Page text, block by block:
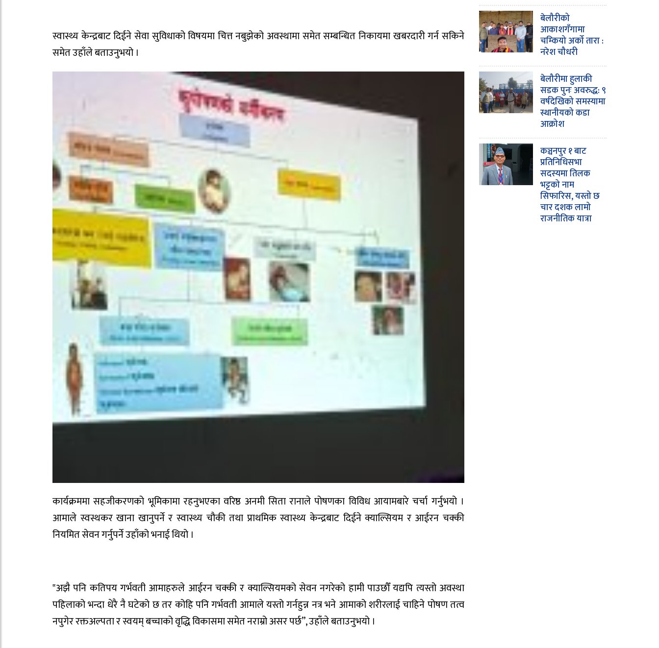
स्वास्थ्य केन्द्रबाट दिईने सेवा सुविधाको विषयमा चित्त नबुझेको अवस्थामा समेत सम्बन्धित निकायमा खबरदारी गर्न सकिने
समेत उहाँले बताउनुभयो ।
कार्यक्रममा सहजीकरणको भूमिकामा रहनुभएका वरिष्ठ अनमी सिता रानाले पोषणका विविध आयामबारे चर्चा गर्नुभयो ।
आमाले स्वस्थकर खाना खानुपर्ने र स्वास्थ्य चौकी तथा प्राथमिक स्वास्थ्य केन्द्रबाट दिईने क्याल्सियम र आईरन चक्की
नियमित सेवन गर्नुपर्ने उहाँको भनाई थियो ।
‟अझै पनि कतिपय गर्भवती आमाहरुले आईरन चक्की र क्याल्सियमको सेवन नगरेको हामी पाउछौँ यद्यपि त्यस्तो अवस्था
पहिलाको भन्दा धेरै नै घटेको छ तर कोहि पनि गर्भवती आमाले यस्तो गर्नहुन्न नत्र भने आमाको शरीरलाई चाहिने पोषण तत्व
नपुगेर रक्तअल्पता र स्वयम् बच्चाको वृद्धि विकासमा समेत नराम्रो असर पर्छ”, उहाँले बताउनुभयो ।
बेलौरीको
आकाशगँगामा
चम्कियो अर्को तारा :
नरेश चौधरी
बेलौरीमा हुलाकी
सडक पुनः अवरुद्ध: ९
वर्षदेखिको समस्यामा
स्थानीयको कडा
आक्रोश
कञ्चनपुर १ बाट
प्रतिनिधिसभा
सदस्यमा तिलक
भट्टको नाम
सिफारिस, यस्तो छ
चार दशक लामो
राजनीतिक यात्रा